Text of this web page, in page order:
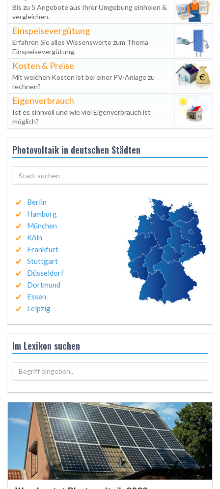
Bis zu 5 Angebote aus Ihrer Umgebung einholen &
vergleichen.
Einspeisevergütung
Erfahren Sie alles Wissenswerte zum Thema
Einspeisevergütung.
Kosten & Preise
Mit welchen Kosten ist bei einer PV-Anlage zu
rechnen?
Eigenverbrauch
Ist es sinnvoll und wie viel Eigenverbrauch ist
möglich?
Photovoltaik in deutschen Städten
Berlin
Hamburg
München
Köln
Frankfurt
Stuttgart
Düsseldorf
Dortmund
Essen
Leipzig
Im Lexikon suchen
Begriff eingeben..